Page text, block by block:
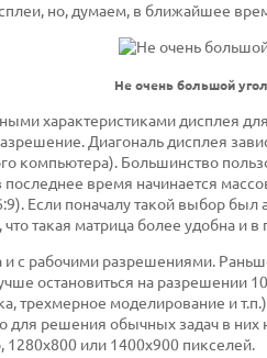
но, думаем, в ближайшее
Не очень большой
характеристиками дисплея
Диагональ дисплея
компьютера). Большинство
последнее время начинается
Если поначалу такой выбор был
такая матрица более удобна и
и с рабочими разрешениями.
остановиться на разрешении
трехмерное моделирование и
для решения обычных задач в
или 1400х900 пикселей.